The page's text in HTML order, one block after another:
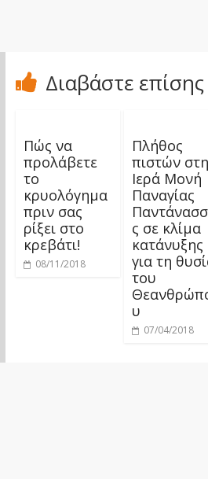
Διαβάστε επίσης
Πώς να
προλάβετε
το
κρυολόγημα
πριν σας
ρίξει στο
κρεβάτι!
08/11/2018
Πλήθος
πιστών
Ιερά Μονή
Παναγίας
ς σε κλίμα
κατάνυξης
για τη
του
υ
07/04/2018